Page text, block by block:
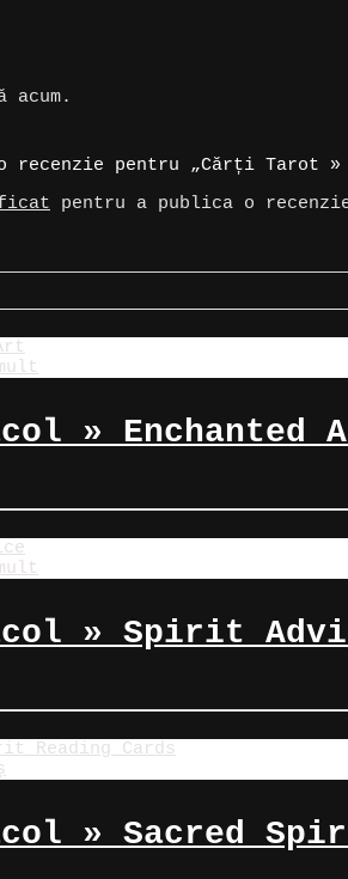
acum.
pentru „Cărți Tarot »
pentru a publica o
» Enchanted
» Spirit
» Sacred